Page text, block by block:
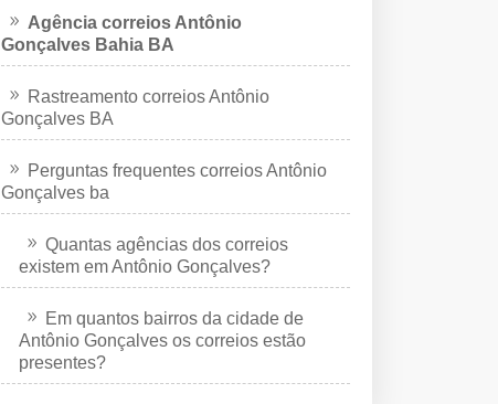
Agência correios Antônio
Gonçalves Bahia BA
Rastreamento correios Antônio
Gonçalves BA
Perguntas frequentes correios Antônio
Gonçalves ba
Quantas agências dos correios
existem em Antônio Gonçalves?
Em quantos bairros da cidade de
Antônio Gonçalves os correios estão
presentes?